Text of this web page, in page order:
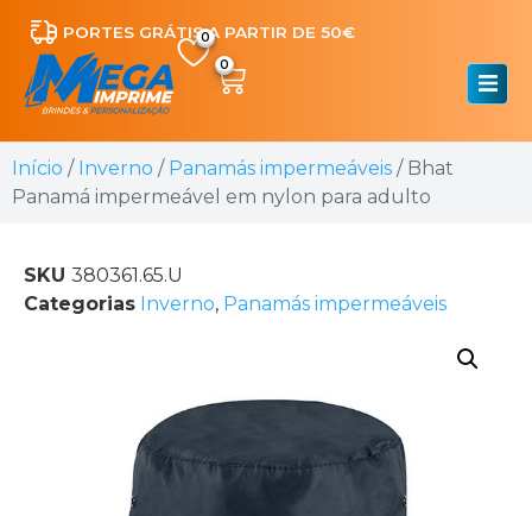
PORTES GRÁTIS A PARTIR DE 50€
0
Início / Inverno / Panamás impermeáveis / Bhat
Panamá impermeável em nylon para adulto
SKU 380361.65.U
Categorias Inverno, Panamás impermeáveis